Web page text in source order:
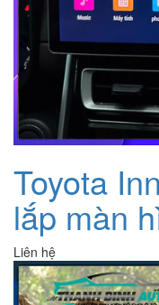
Toyota
lắp màn
Liên hệ